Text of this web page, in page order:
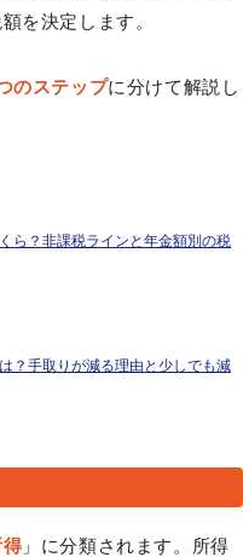
を決定します。
のステップに分けて解説し
ら？非課税ラインと年金額別の税
？手取りが減る理由と少しでも減
」に分類されます。所得